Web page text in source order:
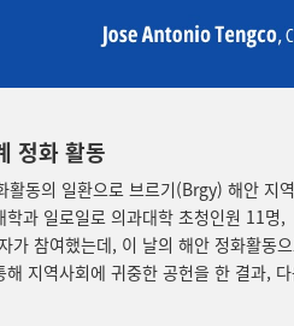
정화 활동
동의 일환으로 브르기(Brgy) 해안 지
과 일로일로 의과대학 초청인원 11명,
가 참여했는데, 이 날의 해안 정화활동
지역사회에 귀중한 공헌을 한 결과,